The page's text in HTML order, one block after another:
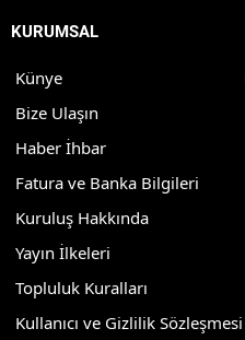
KURUMSAL
Künye
Bize Ulaşın
Haber İhbar
Fatura ve Banka Bilgileri
Kuruluş Hakkında
Yayın İlkeleri
Topluluk Kuralları
Kullanıcı ve Gizlilik Sözleşmesi